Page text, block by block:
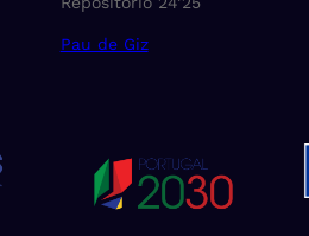
Pau de Giz